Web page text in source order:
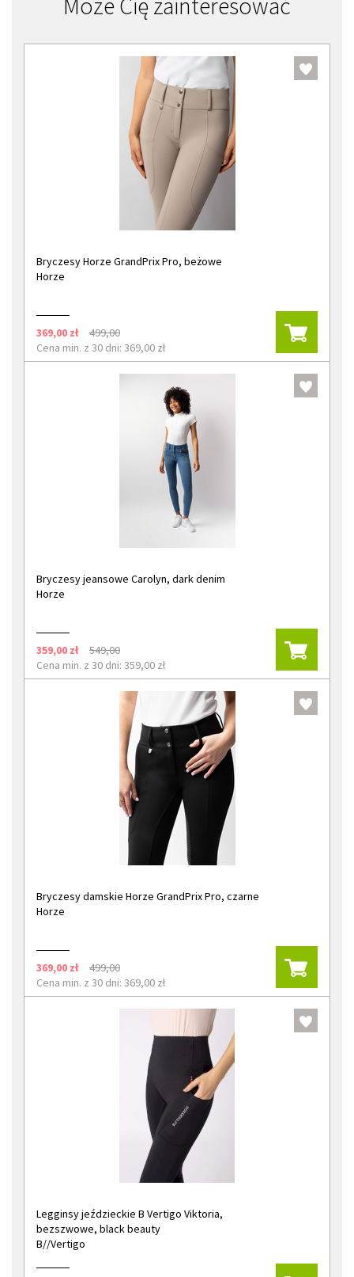
Bryczesy Horze GrandPrix Pro, beżowe
Horze
369,00 zł
499,00
Cena min. z 30 dni: 369,00 zł
Bryczesy jeansowe Carolyn, dark denim
Horze
359,00 zł
549,00
Cena min. z 30 dni: 359,00 zł
Bryczesy damskie Horze GrandPrix Pro, czarne
Horze
369,00 zł
499,00
Cena min. z 30 dni: 369,00 zł
Legginsy jeździeckie B Vertigo Viktoria,
bezszwowe, black beauty
B//Vertigo